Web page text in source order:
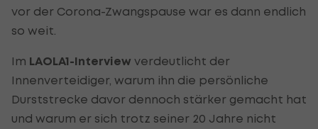
vor der Corona-Zwangspause war es dann endlich
so weit.
Im LAOLA1-Interview verdeutlicht der
Innenverteidiger, warum ihn die persönliche
Durststrecke davor dennoch stärker gemacht hat
und warum er sich trotz seiner 20 Jahre nicht